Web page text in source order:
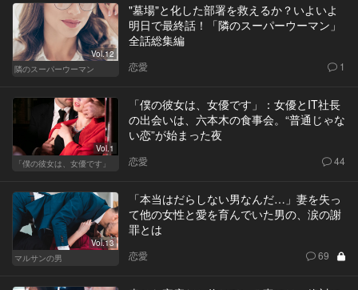
Vol.12
隣のスーパーウーマン
"墓場"と化した部署を救えるか？いよいよ
明日で最終話！「隣のスーパーウーマン」
全話総集編
恋愛 1
Vol.1
「僕の彼女は、女優です」
「僕の彼女は、女優です」：女優とIT社長
の出会いは、六本木の食事会。“普通じゃな
い恋”が始まった夜
恋愛 44
Vol.13
マルサンの男
「本当はだらしない男なんだ…」妻を失っ
て他の女性と愛を育んでいた男の、涙の謝
罪とは
恋愛 69